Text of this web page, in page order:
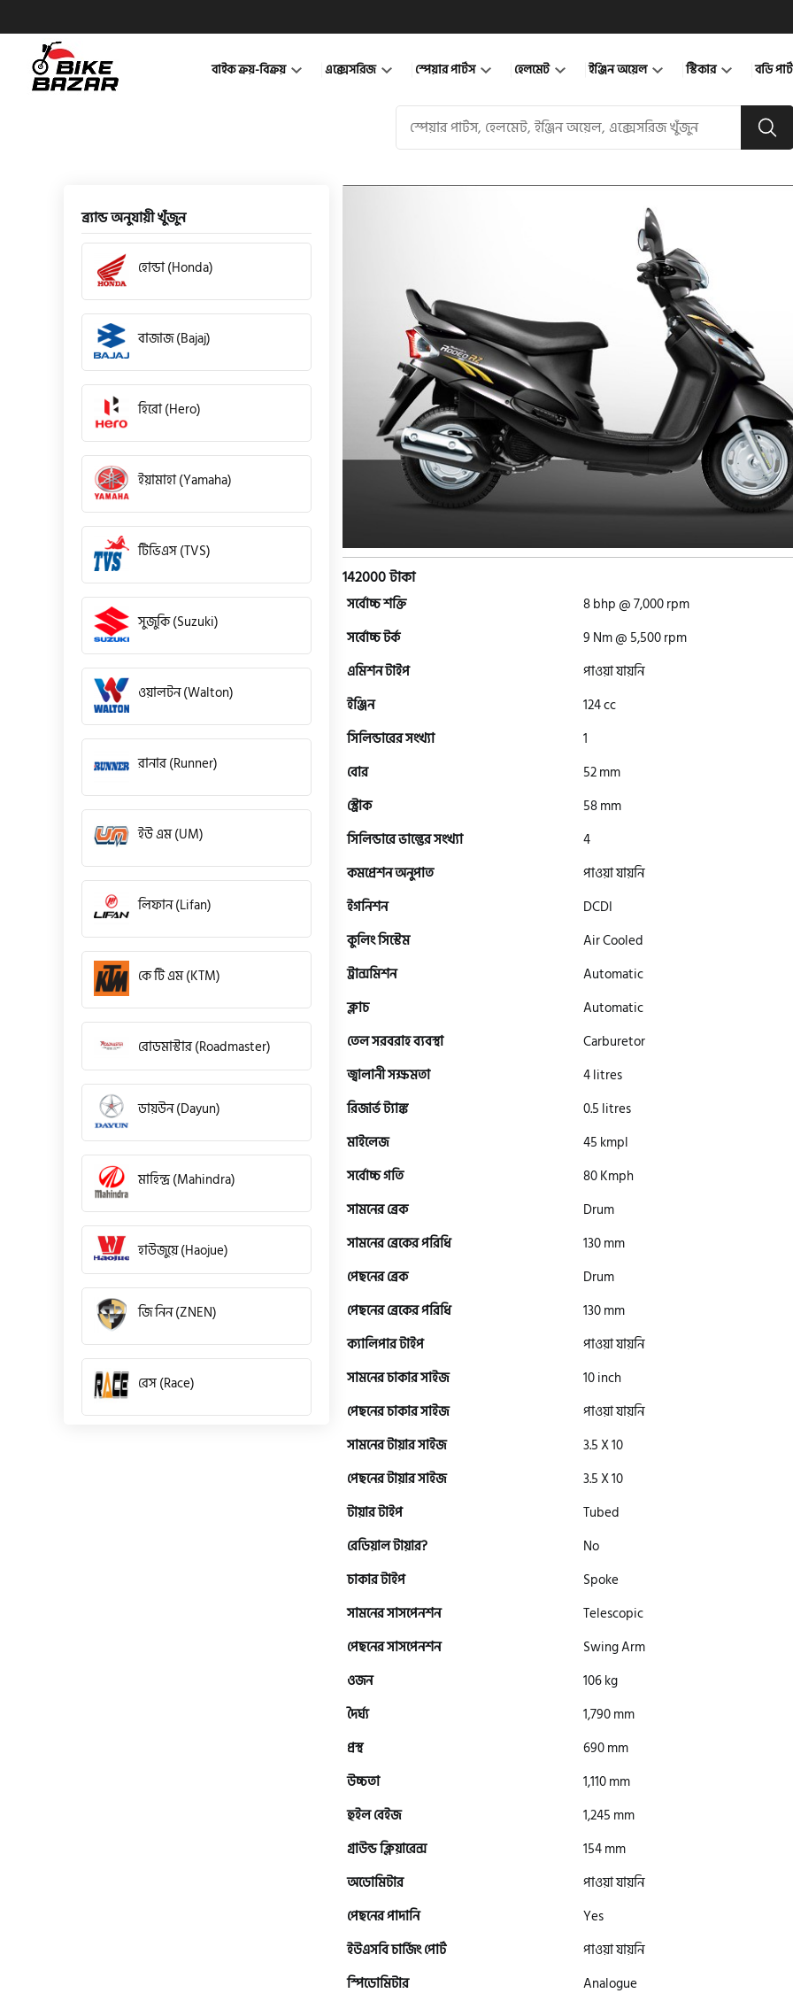
বাইক ক্রয়-বিক্রয় এক্সেসরিজ স্পেয়ার পার্টস হেলমেট ইঞ্জিন অয়েল স্টিকার বডি
ব্র্যান্ড অনুযায়ী খুঁজুন
হোন্ডা (Honda)
বাজাজ (Bajaj)
হিরো (Hero)
ইয়ামাহা (Yamaha)
টিভিএস (TVS)
সুজুকি (Suzuki)
ওয়ালটন (Walton)
রানার (Runner)
ইউ এম (UM)
লিফান (Lifan)
কে টি এম (KTM)
রোডমাস্টার (Roadmaster)
ডায়উন (Dayun)
মাহিন্দ্র (Mahindra)
হাউজুয়ে (Haojue)
জি নিন (ZNEN)
রেস (Race)
142000 টাকা
সর্বোচ্চ শক্তি
8 bhp @ 7,000 rpm
সর্বোচ্চ টর্ক
9 Nm @ 5,500 rpm
এমিশন টাইপ
পাওয়া যায়নি
ইঞ্জিন
124 cc
সিলিন্ডারের সংখ্যা
1
বোর
52 mm
স্ট্রোক
58 mm
সিলিন্ডারে ভাল্ভের সংখ্যা
4
কমপ্রেশন অনুপাত
পাওয়া যায়নি
ইগনিশন
DCDI
কুলিং সিস্টেম
Air Cooled
ট্রান্সমিশন
Automatic
ক্লাচ
Automatic
তেল সরবরাহ ব্যবস্থা
Carburetor
জ্বালানী সক্ষমতা
4 litres
রিজার্ভ ট্যাঙ্ক
0.5 litres
মাইলেজ
45 kmpl
সর্বোচ্চ গতি
80 Kmph
সামনের ব্রেক
Drum
সামনের ব্রেকের পরিধি
130 mm
পেছনের ব্রেক
Drum
পেছনের ব্রেকের পরিধি
130 mm
ক্যালিপার টাইপ
পাওয়া যায়নি
সামনের চাকার সাইজ
10 inch
পেছনের চাকার সাইজ
পাওয়া যায়নি
সামনের টায়ার সাইজ
3.5 X 10
পেছনের টায়ার সাইজ
3.5 X 10
টায়ার টাইপ
Tubed
রেডিয়াল টায়ার?
No
চাকার টাইপ
Spoke
সামনের সাসপেনশন
Telescopic
পেছনের সাসপেনশন
Swing Arm
ওজন
106 kg
দৈর্ঘ্য
1,790 mm
প্রস্থ
690 mm
উচ্চতা
1,110 mm
হুইল বেইজ
1,245 mm
গ্রাউন্ড ক্লিয়ারেন্স
154 mm
অডোমিটার
পাওয়া যায়নি
পেছনের পাদানি
Yes
ইউএসবি চার্জিং পোর্ট
পাওয়া যায়নি
স্পিডোমিটার
Analogue